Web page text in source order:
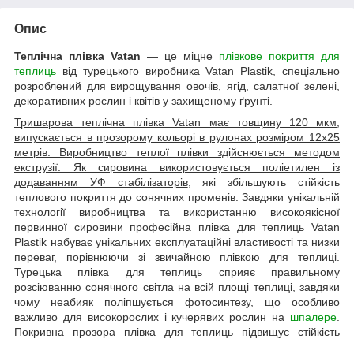
Опис
Теплічна плівка Vatan — це міцне плівкове покриття для
теплиць від турецького виробника Vatan Plastik, спеціально
розроблений для вирощування овочів, ягід, салатної зелені,
декоративних рослин і квітів у захищеному ґрунті.
Тришарова теплічна плівка Vatan має товщину 120 мкм,
випускається в прозорому кольорі в рулонах розміром 12х25
метрів. Виробництво теплої плівки здійснюється методом
екструзії. Як сировина використовується поліетилен із
додаванням УФ стабілізаторів, які збільшують стійкість
теплового покриття до сонячних променів. Завдяки унікальній
технології виробництва та використанню високоякісної
первинної сировини професійна плівка для теплиць Vatan
Plastik набуває унікальних експлуатаційні властивості та низки
переваг, порівнюючи зі звичайною плівкою для теплиці.
Турецька плівка для теплиць сприяє правильному
розсіюванню сонячного світла на всій площі теплиці, завдяки
чому неабияк поліпшується фотосинтезу, що особливо
важливо для високорослих і кучерявих рослин на шпалере
Покривна прозора плівка для теплиць підвищує стійкість